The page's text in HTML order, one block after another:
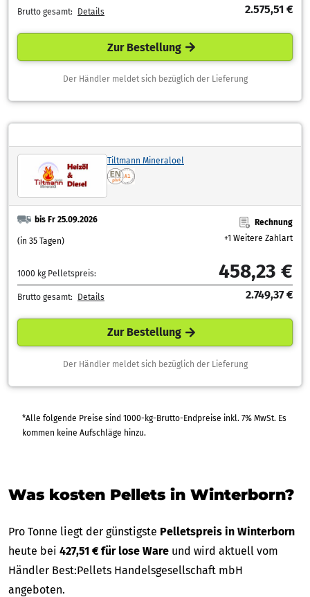
Brutto gesamt: Details 2.575,51 €
Zur Bestellung
Der Händler meldet sich bezüglich der Lieferung
Tiltmann Mineraloel
bis Fr 25.09.2026
(in 35 Tagen)
Rechnung
+1 Weitere Zahlart
1000 kg Pelletspreis: 458,23 €
Brutto gesamt: Details 2.749,37 €
Zur Bestellung
Der Händler meldet sich bezüglich der Lieferung
*Alle folgende Preise sind 1000-kg-Brutto-Endpreise inkl. 7% MwSt. Es
kommen keine Aufschläge hinzu.
Was kosten Pellets in Winterborn?
Pro Tonne liegt der günstigste Pelletspreis in Winterborn
heute bei 427,51 € für lose Ware und wird aktuell vom
Händler Best:Pellets Handelsgesellschaft mbH
angeboten.